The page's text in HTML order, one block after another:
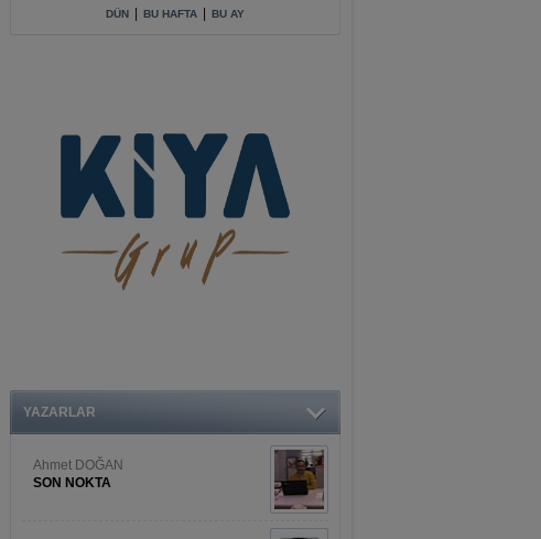
DÜN BU HAFTA BU AY
YAZARLAR
Ahmet DOĞAN
SON NOKTA